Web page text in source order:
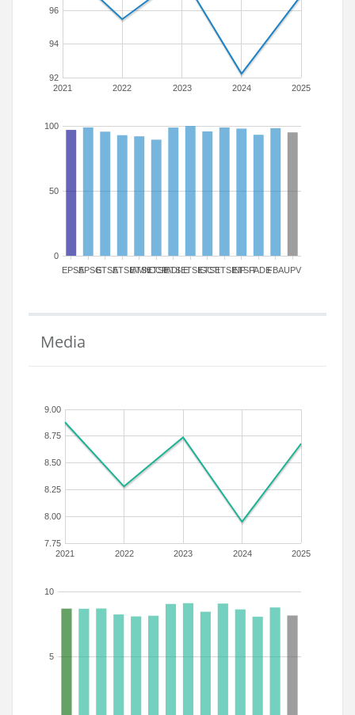
2021 2022 2023 2024 2025
92
94
96
EPSAEPSGETSAETSIAMN
ETSICCP
ETSIADI
ETSIEETSIGCT
ETSIIETSINFETSITFADEFBAUPV
0
50
100
Media
2021 2022 2023 2024 2025
7.75
8.00
8.25
8.50
8.75
9.00
5
10